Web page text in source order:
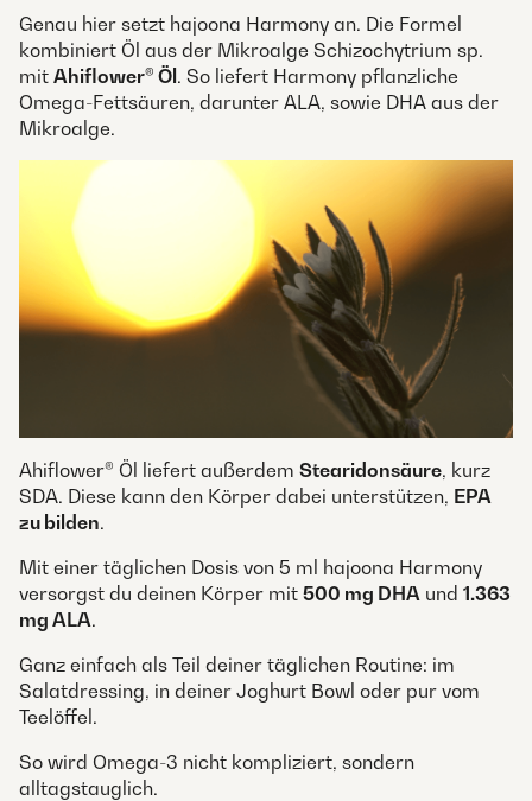
Genau hier setzt hajoona Harmony an. Die Formel
kombiniert Öl aus der Mikroalge Schizochytrium sp.
mit Ahiflower® Öl. So liefert Harmony pflanzliche
Omega-Fettsäuren, darunter ALA, sowie DHA aus der
Mikroalge.
Ahiflower® Öl liefert außerdem Stearidonsäure, kurz
SDA. Diese kann den Körper dabei unterstützen, EPA
zu bilden.
Mit einer täglichen Dosis von 5 ml hajoona Harmony
versorgst du deinen Körper mit 500 mg DHA und 1.363
mg ALA.
Ganz einfach als Teil deiner täglichen Routine: im
Salatdressing, in deiner Joghurt Bowl oder pur vom
Teelöffel.
So wird Omega-3 nicht kompliziert, sondern
alltagstauglich.